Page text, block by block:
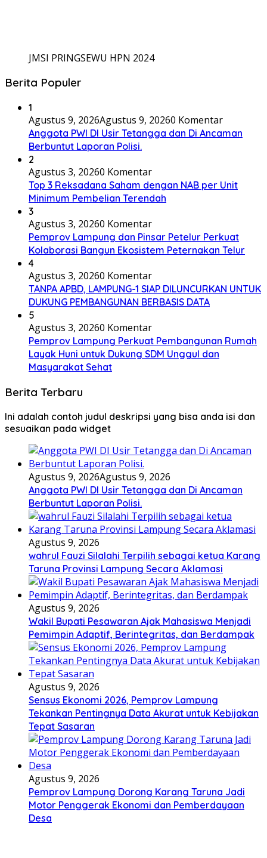
JMSI PRINGSEWU HPN 2024
Berita Populer
1
Agustus 9, 2026Agustus 9, 20260 Komentar
Anggota PWI DI Usir Tetangga dan Di Ancaman
Berbuntut Laporan Polisi.
2
Agustus 3, 20260 Komentar
Top 3 Reksadana Saham dengan NAB per Unit
Minimum Pembelian Terendah
3
Agustus 3, 20260 Komentar
Pemprov Lampung dan Pinsar Petelur Perkuat
Kolaborasi Bangun Ekosistem Peternakan Telur
4
Agustus 3, 20260 Komentar
TANPA APBD, LAMPUNG-1 SIAP DILUNCURKAN UNTUK
DUKUNG PEMBANGUNAN BERBASIS DATA
5
Agustus 3, 20260 Komentar
Pemprov Lampung Perkuat Pembangunan Rumah
Layak Huni untuk Dukung SDM Unggul dan
Masyarakat Sehat
Berita Terbaru
Ini adalah contoh judul deskripsi yang bisa anda isi dan
sesuaikan pada widget
Agustus 9, 2026Agustus 9, 2026
Anggota PWI DI Usir Tetangga dan Di Ancaman
Berbuntut Laporan Polisi.
Agustus 9, 2026
wahrul Fauzi Silalahi Terpilih sebagai ketua Karang
Taruna Provinsi Lampung Secara Aklamasi
Agustus 9, 2026
Wakil Bupati Pesawaran Ajak Mahasiswa Menjadi
Pemimpin Adaptif, Berintegritas, dan Berdampak
Agustus 9, 2026
Sensus Ekonomi 2026, Pemprov Lampung
Tekankan Pentingnya Data Akurat untuk Kebijakan
Tepat Sasaran
Agustus 9, 2026
Pemprov Lampung Dorong Karang Taruna Jadi
Motor Penggerak Ekonomi dan Pemberdayaan
Desa